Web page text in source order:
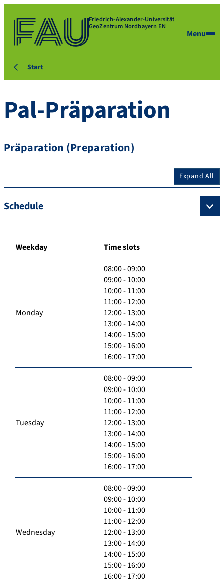
Friedrich-Alexander-Universität
GeoZentrum Nordbayern EN
Menu
Start
Pal-Präparation
Präparation (Preparation)
Expand All
Schedule
Weekday Time slots
Monday
08:00 - 09:00
09:00 - 10:00
10:00 - 11:00
11:00 - 12:00
12:00 - 13:00
13:00 - 14:00
14:00 - 15:00
15:00 - 16:00
16:00 - 17:00
Tuesday
08:00 - 09:00
09:00 - 10:00
10:00 - 11:00
11:00 - 12:00
12:00 - 13:00
13:00 - 14:00
14:00 - 15:00
15:00 - 16:00
16:00 - 17:00
Wednesday
08:00 - 09:00
09:00 - 10:00
10:00 - 11:00
11:00 - 12:00
12:00 - 13:00
13:00 - 14:00
14:00 - 15:00
15:00 - 16:00
16:00 - 17:00